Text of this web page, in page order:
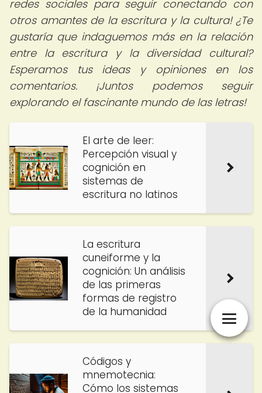
redes sociales para seguir conectando con
otros amantes de la escritura y la cultura! ¿Te
gustaría que indaguemos más en la relación
entre la escritura y la diversidad cultural?
Esperamos tus ideas y opiniones en los
comentarios. ¡Juntos podemos seguir
explorando el fascinante mundo de las letras!
El arte de leer:
Percepción visual y
cognición en
sistemas de
escritura no latinos
La escritura
cuneiforme y la
cognición: Un análisis
de las primeras
formas de registro
de la humanidad
Códigos y
mnemotecnia:
Cómo los sistemas